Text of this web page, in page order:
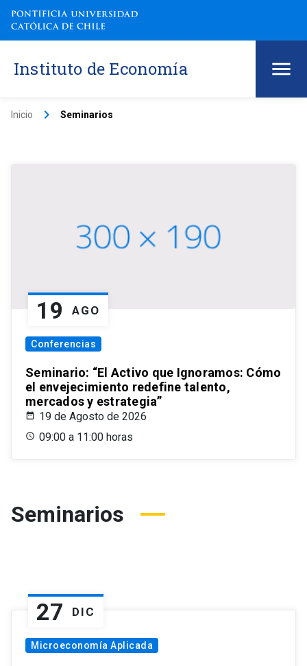
Instituto de Economía
Inicio keyboard_arrow_right Seminarios
19 AGO
Conferencias
Seminario: “El Activo que Ignoramos: Cómo
el envejecimiento redefine talento,
mercados y estrategia”
19 de Agosto de 2026
09:00 a 11:00 horas
Seminarios
27 DIC
Microeconomía Aplicada